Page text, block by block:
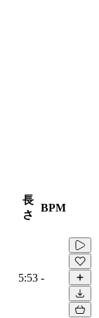
長
さ
BPM
5:53 -